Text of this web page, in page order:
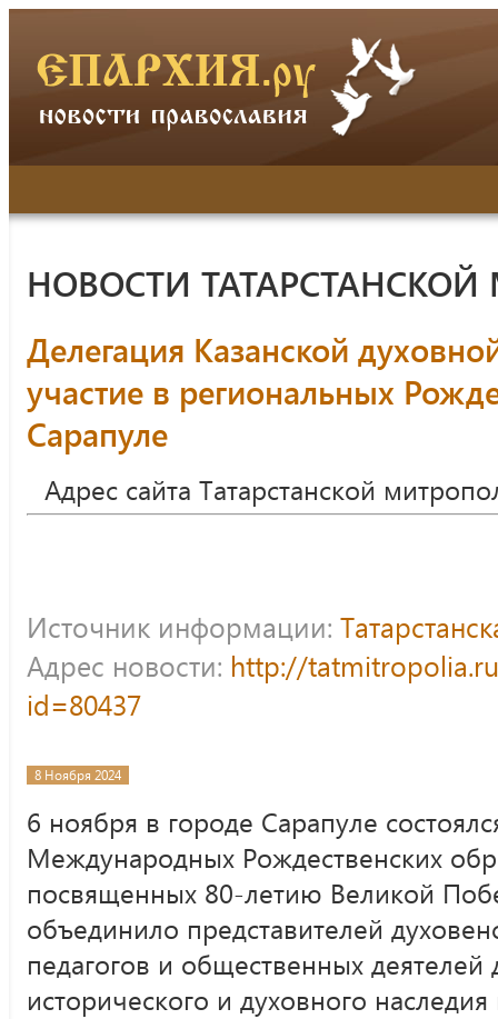
НОВОСТИ
Делегация Казанской
участие в региональных
Сарапуле
Адрес сайта Татарстанской
Источник информации:
Адрес новости: http://
id=80437
8 Ноября 2024
6 ноября в городе Сарапуле
Международных Рождественских
посвященных 80-летию Великой
объединило представителей
педагогов и общественных
исторического и духовного